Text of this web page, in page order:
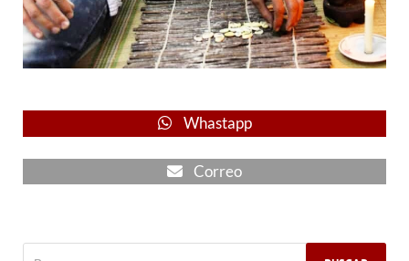
Whastapp
Correo